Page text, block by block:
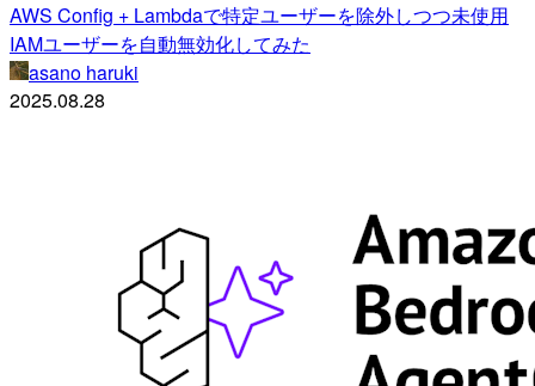
AWS Config + Lambdaで特定ユーザーを除外しつつ未使用
IAMユーザーを自動無効化してみた
asano haruki
2025.08.28